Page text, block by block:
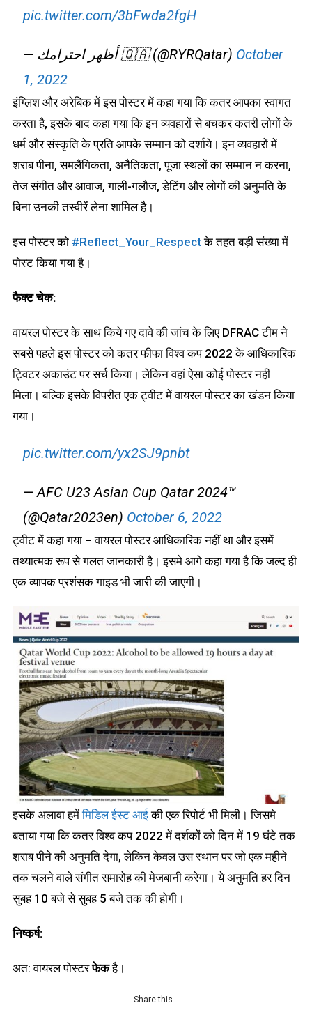
pic.twitter.com/3bFwda2fgH
— أظهر احترامك 🇶🇦 (@RYRQatar) October
1, 2022
इंग्लिश और अरेबिक में इस पोस्टर में कहा गया कि कतर आपका स्वागत
करता है, इसके बाद कहा गया कि इन व्यवहारों से बचकर कतरी लोगों के
धर्म और संस्कृति के प्रति आपके सम्मान को दर्शाये। इन व्यवहारों में
शराब पीना, समलैंगिकता, अनैतिकता, पूजा स्थलों का सम्मान न करना,
तेज संगीत और आवाज, गाली-गलौज, डेटिंग और लोगों की अनुमति के
बिना उनकी तस्वीरें लेना शामिल है।
इस पोस्टर को #Reflect_Your_Respectके तहत बड़ी संख्या में
पोस्ट किया गया है।
फैक्ट चेक:
वायरल पोस्टर के साथ किये गए दावे की जांच के लिए DFRAC टीम ने
सबसे पहले इस पोस्टर को कतर फीफा विश्व कप 2022 के आधिकारिक
ट्विटर अकाउंट पर सर्च किया। लेकिन वहां ऐसा कोई पोस्टर नही
मिला। बल्कि इसके विपरीत एक ट्वीट में वायरल पोस्टर का खंडन किया
गया।
pic.twitter.com/yx2SJ9pnbt
— AFC U23 Asian Cup Qatar 2024™
(@Qatar2023en) October 6, 2022
ट्वीट में कहा गया – वायरल पोस्टर आधिकारिक नहीं था और इसमें
तथ्यात्मक रूप से गलत जानकारी है। इसमे आगे कहा गया है कि जल्द ही
एक व्यापक प्रशंसक गाइड भी जारी की जाएगी।
इसके अलावा हमेंमिडिल ईस्ट आईकी एक रिपोर्ट भी मिली। जिसमे
बताया गया कि कतर विश्व कप 2022 में दर्शकों को दिन में 19 घंटे तक
शराब पीने की अनुमति देगा, लेकिन केवल उस स्थान पर जो एक महीने
तक चलने वाले संगीत समारोह की मेजबानी करेगा। ये अनुमति हर दिन
सुबह 10 बजे से सुबह 5 बजे तक की होगी।
निष्कर्ष:
अत: वायरल पोस्टरफेकहै।
Share this…